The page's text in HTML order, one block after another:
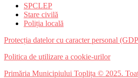
SPCLEP
Stare civilă
Poliția locală
Protecția datelor cu caracter personal
Politica de utilizare a cookie-urilor
Primăria Municipiului Toplița © 2025.